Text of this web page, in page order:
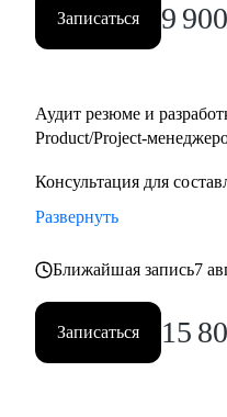
• Senior менеджерам,
построение стратегии
расти.
Записаться 9 900
Аудит резюме и
Product/Project-
Консультация для
Развернуть
Ближайшая запись7
Записаться 15